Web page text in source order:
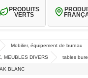
PRODUITS
VERTS
Mobilier, équipement de bureau
MEUBLES DIVERS tables
BLANC